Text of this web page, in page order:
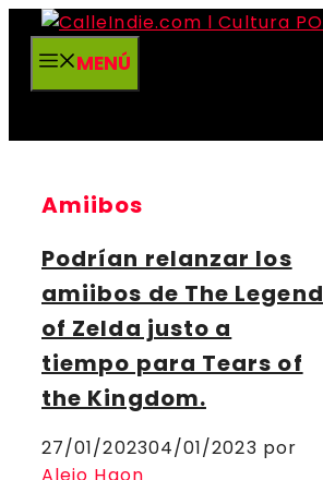
Saltar
contenidoMENÚ
Amiibos
Podrían relanzar los
amiibos de The Legend
of Zelda justo a
tiempo para Tears of
the Kingdom.
27/01/202304/01/2023 por
Alejo Haon